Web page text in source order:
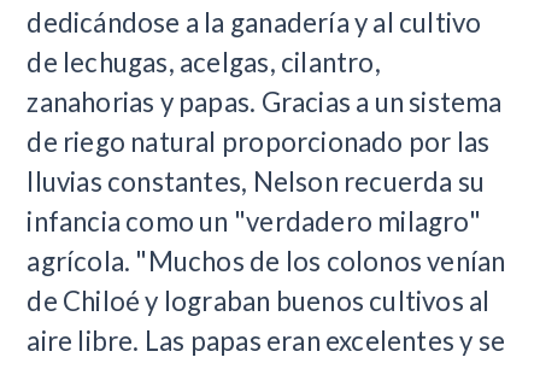
dedicándose a la ganadería y al cultivo
de lechugas, acelgas, cilantro,
zanahorias y papas. Gracias a un sistema
de riego natural proporcionado por las
lluvias constantes, Nelson recuerda su
infancia como un "verdadero milagro"
agrícola. "Muchos de los colonos venían
de Chiloé y lograban buenos cultivos al
aire libre. Las papas eran excelentes y se